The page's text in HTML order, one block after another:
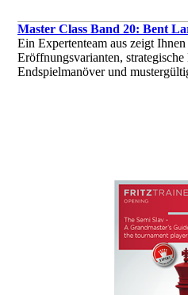
Master Class Band 20: Bent
Ein Expertenteam aus zeigt
Eröffnungsvarianten,
Endspielmanöver und
Videoformat und zeigt die